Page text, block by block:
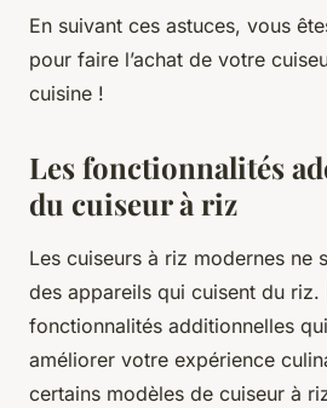
En suivant ces astuces, vous
pour faire l’achat de votre
cuisine !
Les fonctionnalités
du cuiseur à riz
Les cuiseurs à riz modernes ne
des appareils qui cuisent du
fonctionnalités additionnelles
améliorer votre expérience
certains modèles de cuiseur à